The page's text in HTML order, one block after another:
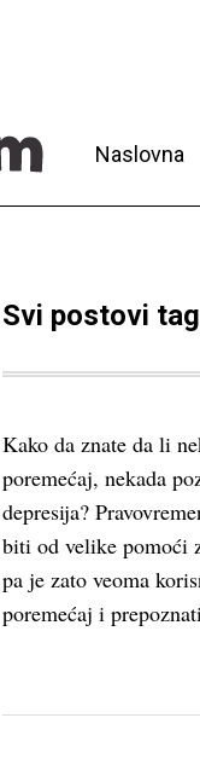
Naslovna
Svi postovi
Kako da znate da li
poremećaj, nekada
depresija?
biti od velike pomoći
pa je zato veoma
poremećaj i